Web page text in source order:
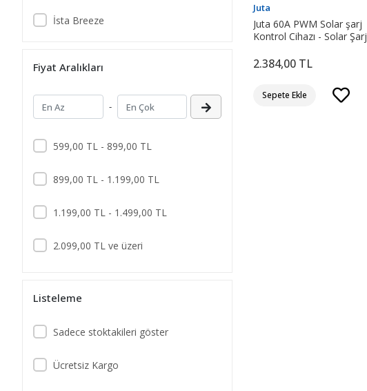
İsta Breeze
Max
Must Power
Orbus
Pantec
Ritar
Fiyat Aralıkları
-
599,00 TL - 899,00 TL
899,00 TL - 1.199,00 TL
1.199,00 TL - 1.499,00 TL
2.099,00 TL ve üzeri
Listeleme
Sadece stoktakileri göster
Ücretsiz Kargo
Juta
Juta 60A PWM Solar şarj
Kontrol Cihazı - Solar Şarj
2.384,00 TL
Sepete Ekle